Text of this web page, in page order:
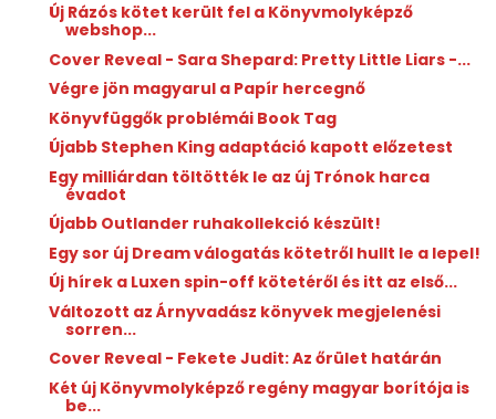
Új Rázós kötet került fel a Könyvmolyképző
webshop...
Cover Reveal - Sara Shepard: Pretty Little Liars -...
Végre jön magyarul a Papír hercegnő
Könyvfüggők problémái Book Tag
Újabb Stephen King adaptáció kapott előzetest
Egy milliárdan töltötték le az új Trónok harca
évadot
Újabb Outlander ruhakollekció készült!
Egy sor új Dream válogatás kötetről hullt le a lepel!
Új hírek a Luxen spin-off kötetéről és itt az első...
Változott az Árnyvadász könyvek megjelenési
sorren...
Cover Reveal - Fekete Judit: Az őrület határán
Két új Könyvmolyképző regény magyar borítója is
be...